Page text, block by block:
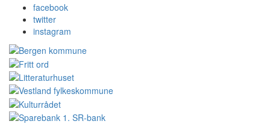
facebook
twitter
instagram